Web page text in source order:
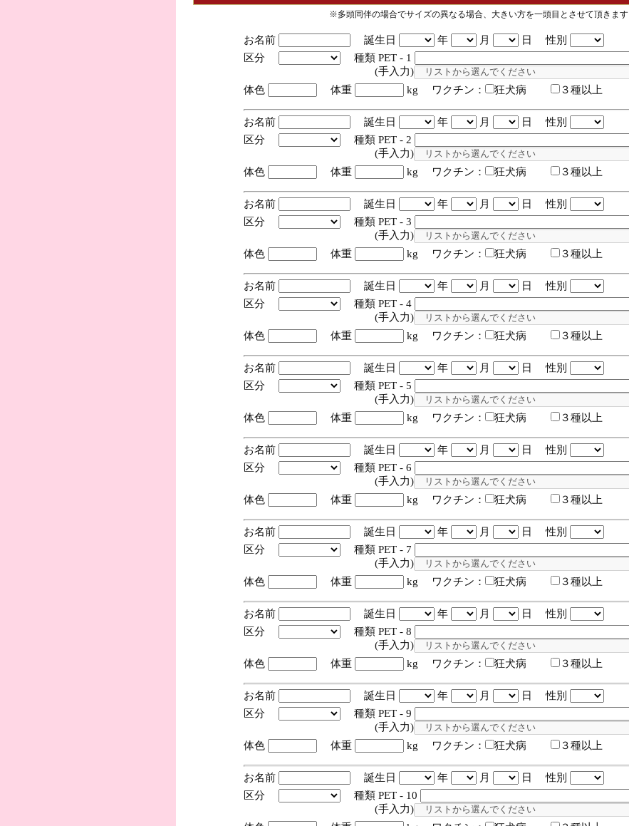
※多頭同伴の場合でサイズの異なる場合、大きい方を一頭目とさせて頂きます
お名前 誕生日 年 月
日 性別
区分
種類 PET - 1
(手入力)
体色
体重 kg ワクチン： 狂犬病 ３種以上
お名前 誕生日 年 月
日 性別
区分
種類 PET - 2
(手入力)
体色
体重 kg ワクチン： 狂犬病 ３種以上
お名前 誕生日 年 月
日 性別
区分
種類 PET - 3
(手入力)
体色
体重 kg ワクチン： 狂犬病 ３種以上
お名前 誕生日 年 月
日 性別
区分
種類 PET - 4
(手入力)
体色
体重 kg ワクチン： 狂犬病 ３種以上
お名前 誕生日 年 月
日 性別
区分
種類 PET - 5
(手入力)
体色
体重 kg ワクチン： 狂犬病 ３種以上
お名前 誕生日 年 月
日 性別
区分
種類 PET - 6
(手入力)
体色
体重 kg ワクチン： 狂犬病 ３種以上
お名前 誕生日 年 月
日 性別
区分
種類 PET - 7
(手入力)
体色
体重 kg ワクチン： 狂犬病 ３種以上
お名前 誕生日 年 月
日 性別
区分
種類 PET - 8
(手入力)
体色
体重 kg ワクチン： 狂犬病 ３種以上
お名前 誕生日 年 月
日 性別
区分
種類 PET - 9
(手入力)
体色
体重 kg ワクチン： 狂犬病 ３種以上
お名前 誕生日 年 月
日 性別
区分
種類 PET - 10
(手入力)